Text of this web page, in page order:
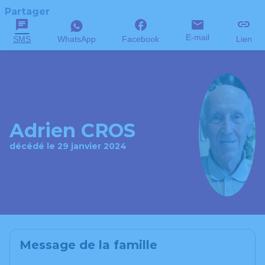
Partager
SMS WhatsApp Facebook E-mail Lien
Adrien CROS
décédé le 29 janvier 2024
Message de la famille